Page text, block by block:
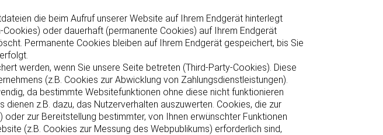
die beim Aufruf unserer Website auf Ihrem Endgerät hinterlegt
oder dauerhaft (permanente Cookies) auf Ihrem Endgerät
Permanente Cookies bleiben auf Ihrem Endgerät gespeichert, bis Sie
werden, wenn Sie unsere Seite betreten (Third-Party-Cookies). Diese
(z.B. Cookies zur Abwicklung von Zahlungsdienstleistungen).
da bestimmte Websitefunktionen ohne diese nicht funktionieren
z.B. dazu, das Nutzerverhalten auszuwerten. Cookies, die zur
zur Bereitstellung bestimmter, von Ihnen erwünschter Funktionen
(z.B. Cookies zur Messung des Webpublikums) erforderlich sind,